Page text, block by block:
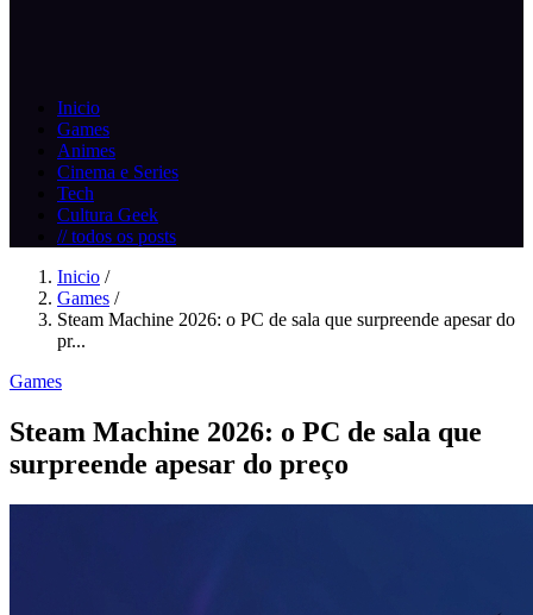
Inicio
Games
Animes
Cinema e Series
Tech
Cultura Geek
// todos os posts
Inicio /
Games /
Steam Machine 2026: o PC de sala que surpreende apesar do
pr...
Games
Steam Machine 2026: o PC de sala que
surpreende apesar do preço